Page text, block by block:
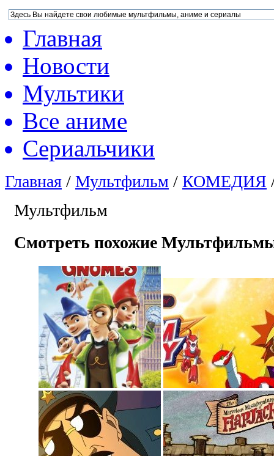
Главная
Новости
Мультики
Все аниме
Сериальчики
Главная / Мультфильм / КОМЕДИЯ
Мультфильм
Смотреть похожие